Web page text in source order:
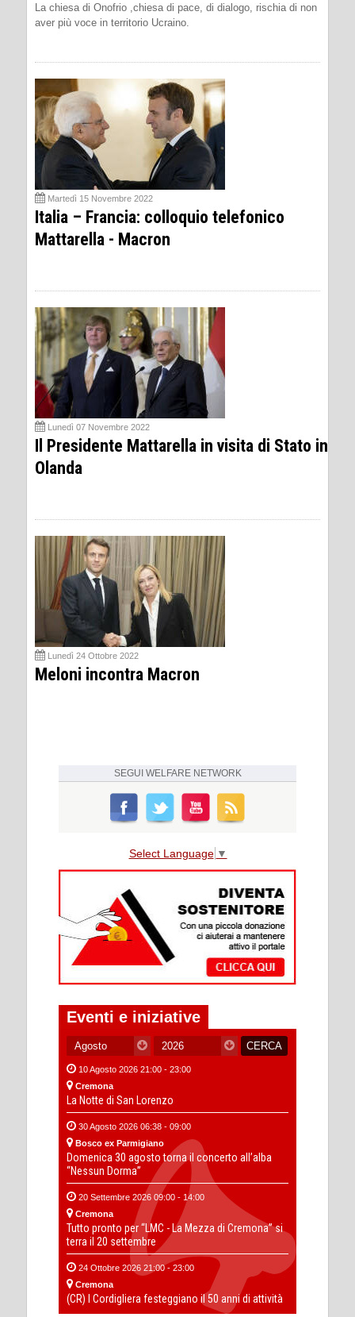
La chiesa di Onofrio ,chiesa di pace, di dialogo, rischia di non
aver più voce in territorio Ucraino.
Martedì 15 Novembre 2022
Italia – Francia: colloquio telefonico
Mattarella - Macron
Lunedì 07 Novembre 2022
Il Presidente Mattarella in visita di Stato in
Olanda
Lunedì 24 Ottobre 2022
Meloni incontra Macron
SEGUI WELFARE NETWORK
Select Language ▼
Eventi e iniziative
10 Agosto 2026 21:00 - 23:00
Cremona
La Notte di San Lorenzo
30 Agosto 2026 06:38 - 09:00
Bosco ex Parmigiano
Domenica 30 agosto torna il concerto all’alba
“Nessun Dorma”
20 Settembre 2026 09:00 - 14:00
Cremona
Tutto pronto per “LMC - La Mezza di Cremona” si
terra il 20 settembre
24 Ottobre 2026 21:00 - 23:00
Cremona
(CR) I Cordigliera festeggiano il 50 anni di attività